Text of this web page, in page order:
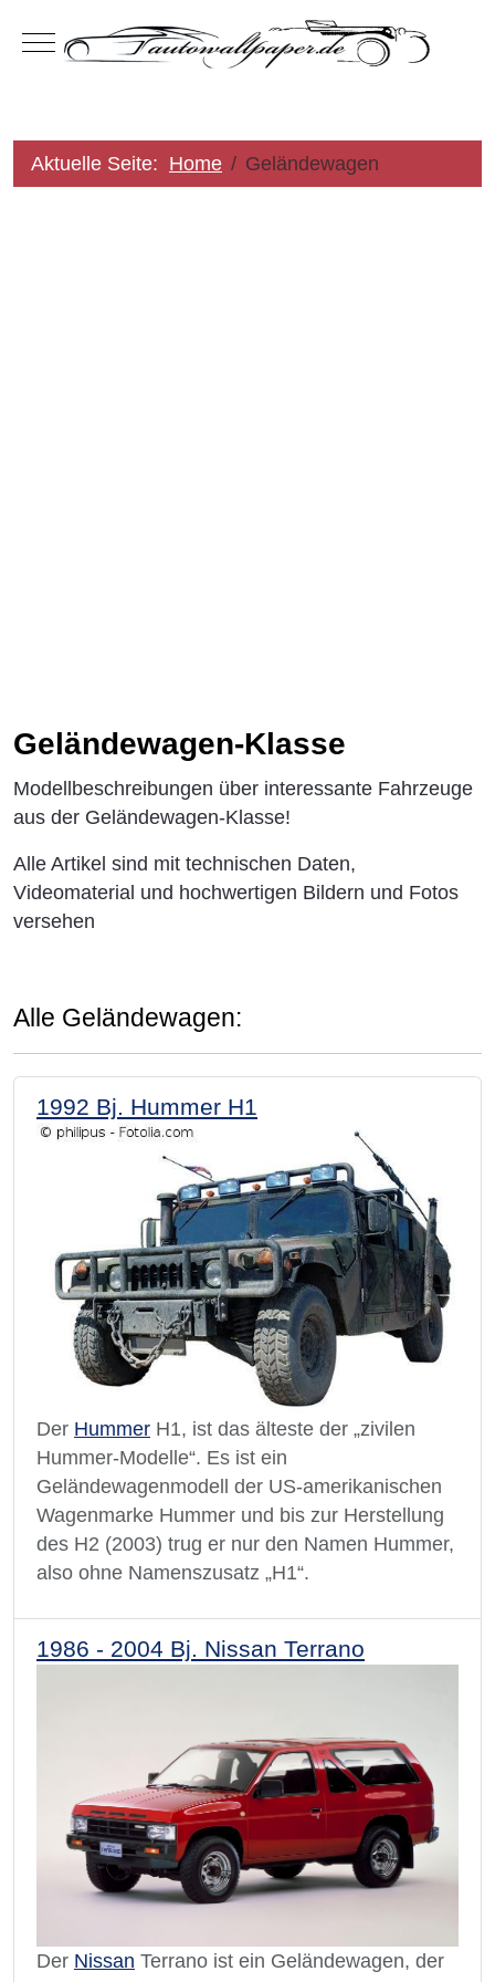
Mobile Menu Toggle
Aktuelle Seite: Home Geländewagen
Geländewagen-Klasse
Modellbeschreibungen über interessante Fahrzeuge
aus der Geländewagen-Klasse!
Alle Artikel sind mit technischen Daten,
Videomaterial und hochwertigen Bildern und Fotos
versehen
Alle Geländewagen:
1992 Bj. Hummer H1
Der Hummer H1, ist das älteste der „zivilen
Hummer-Modelle“. Es ist ein
Geländewagenmodell der US-amerikanischen
Wagenmarke Hummer und bis zur Herstellung
des H2 (2003) trug er nur den Namen Hummer,
also ohne Namenszusatz „H1“.
1986 - 2004 Bj. Nissan Terrano
Der Nissan Terrano ist ein Geländewagen, der